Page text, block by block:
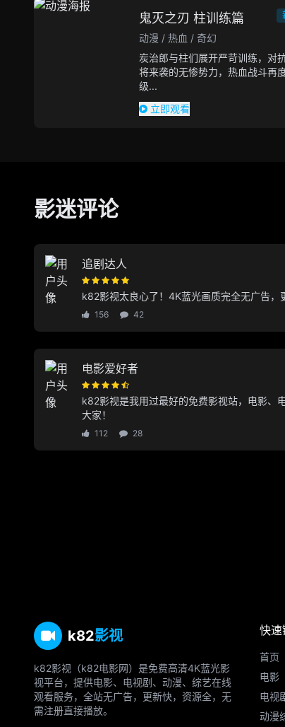
鬼灭之刃 柱训练篇
动漫 / 热血 / 奇幻
炭治郎与柱们展开严苛训练，对
将来袭的无惨势力，热血战斗再
级...
立即观看
影迷评论
追剧达人
k82影视太良心了！4K蓝光画质完全无广告，
156 42
电影爱好者
k82影视是我用过最好的免费影视站，电影、
大家！
112 28
k82影视
k82影视（k82电影网）是免费高清4K蓝光影
视平台，提供电影、电视剧、动漫、综艺在线
观看服务，全站无广告，更新快，资源全，无
需注册直接播放。
快速
首页
电影
电视
动漫